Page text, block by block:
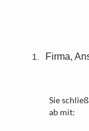
1. Firma,
Sie
ab mit: